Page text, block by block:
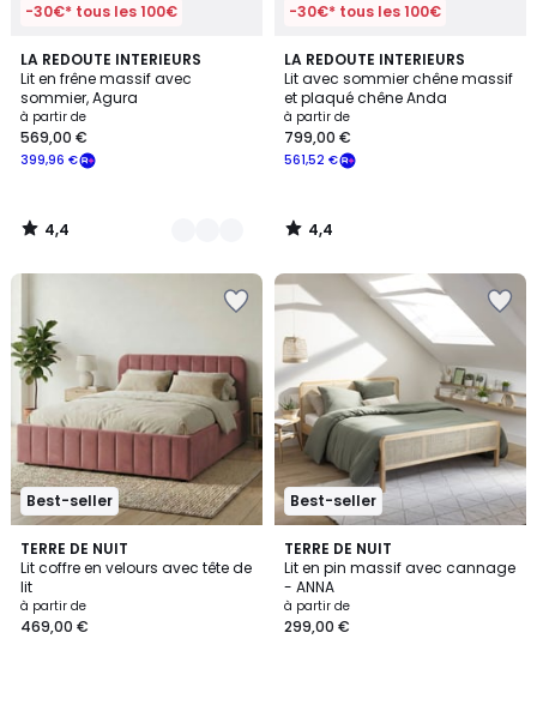
-30€* tous les 100€
LA REDOUTE INTERIEURS
Lit en frêne massif avec
sommier, Agura
à partir de
399,96 €
569,00 €
4,4
/ 5
2
Couleurs
4,4
/
-30€* tous les 100€
LA REDOUTE INTERIEURS
Lit avec sommier chêne massif
et plaqué chêne Anda
à partir de
561,52 €
799,00 €
4,4
/ 5
4,4
/
Best-seller
TERRE DE NUIT
Lit coffre en velours avec tête de
lit
à partir de
469,00 €
4
Couleurs
Best-seller
TERRE DE NUIT
Lit en pin massif avec cannage
- ANNA
à partir de
299,00 €
3,4
/ 5
3
Couleurs